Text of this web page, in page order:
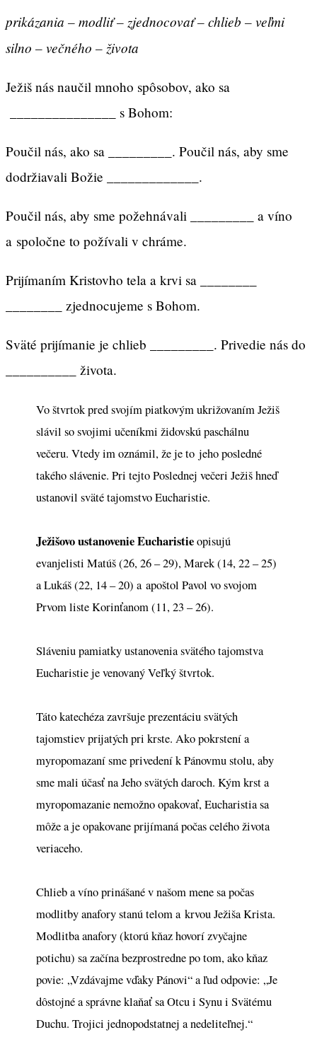
prikázania – modliť – zjednocovať – chlieb – veľmi
silno – večného – života
Ježiš nás naučil mnoho spôsobov, ako sa
_______________ s Bohom:
Poučil nás, ako sa _________. Poučil nás, aby sme
dodržiavali Božie _____________.
Poučil nás, aby sme požehnávali _________ a víno
a spoločne to požívali v chráme.
Prijímaním Kristovho tela a krvi sa ________
________ zjednocujeme s Bohom.
Sväté prijímanie je chlieb _________. Privedie nás do
__________ života.
Vo štvrtok pred svojím piatkovým ukrižovaním Ježiš
slávil so svojimi učeníkmi židovskú paschálnu
večeru. Vtedy im oznámil, že je to jeho posledné
takého slávenie. Pri tejto Poslednej večeri Ježiš hneď
ustanovil sväté tajomstvo Eucharistie.
Ježišovoustanovenie Eucharistieopisujú
evanjelisti Matúš (26, 26 – 29), Marek (14, 22 – 25)
a Lukáš (22, 14 – 20) a apoštol Pavol vo svojom
Prvom liste Korinťanom (11, 23 – 26).
Sláveniu pamiatky ustanovenia svätého tajomstva
Eucharistie je venovaný Veľký štvrtok.
Táto katechéza završuje prezentáciu svätých
tajomstiev prijatých pri krste. Ako pokrstení a
myropomazaní sme privedení k Pánovmu stolu, aby
sme mali účasť na Jeho svätých daroch. Kým krst a
myropomazanie nemožno opakovať, Eucharistia sa
môže a je opakovane prijímaná počas celého života
veriaceho.
Chlieb a víno prinášané v našom mene sa počas
modlitby anafory stanú telom a krvou Ježiša Krista.
Modlitba anafory (ktorú kňaz hovorí zvyčajne
potichu) sa začína bezprostredne po tom, ako kňaz
povie: „Vzdávajme vďaky Pánovi“ a ľud odpovie: „Je
dôstojné a správne klaňať sa Otcu i Synu i Svätému
Duchu. Trojici jednopodstatnej a nedeliteľnej.“